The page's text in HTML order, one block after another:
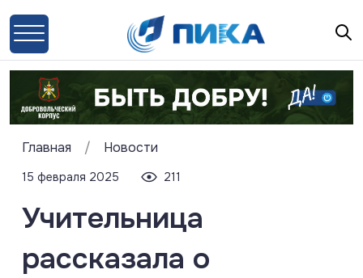
Главная / Новости
15 февраля 2025 211
Учительница
рассказала о